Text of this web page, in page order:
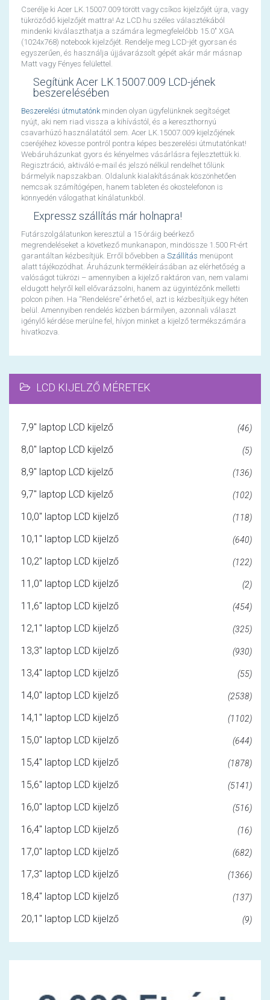
Cserélje ki Acer LK.15007.009 törött vagy csíkos kijelzőjét újra, vagy
tükröződő kijelzőjét mattra! Az LCD.hu széles választékából
mindenki kiválaszthatja a számára legmegfelelőbb 15.0" XGA
(1024x768) notebook kijelzőjét. Rendelje meg LCD-jét gyorsan és
egyszerűen, és használja újjávarázsolt gépét akár már másnap
Matt vagy Fényes felülettel.
Segítünk Acer LK.15007.009 LCD-jének
beszerelésében
Beszerelési útmutatónkminden olyan ügyfelünknek segítséget
nyújt, aki nem riad vissza a kihívástól, és a kereszthornyú
csavarhúzó használatától sem. Acer LK.15007.009 kijelzőjének
cseréjéhez kövesse pontról pontra képes beszerelési útmutatónkat!
Webáruházunkat gyors és kényelmes vásárlásra fejlesztettük ki.
Regisztráció, aktiváló e-mail és jelszó nélkül rendelhet tőlünk
bármelyik napszakban. Oldalunk kialakításának köszönhetően
nemcsak számítógépen, hanem tableten és okostelefonon is
könnyedén válogathat kínálatunkból.
Expressz szállítás már holnapra!
Futárszolgálatunkon keresztül a 15 óráig beérkező
megrendeléseket a következő munkanapon, mindössze 1.500 Ft-ért
garantáltan kézbesítjük. Erről bővebben a Szállítás menüpont
alatt tájékozódhat. Áruházunk termékleírásában az elérhetőség a
valóságot tükrözi – amennyiben a kijelző raktáron van, nem valami
eldugott helyről kell elővarázsolni, hanem az ügyintézőnk melletti
polcon pihen. Ha “Rendelésre” érhető el, azt is kézbesítjük egy héten
belül. Amennyiben rendelés közben bármilyen, azonnali választ
igénylő kérdése merülne fel, hívjon minket a kijelző termékszámára
hivatkozva.
LCD KIJELZŐ MÉRETEK
7,9" laptop LCD kijelző (46)
8,0" laptop LCD kijelző (5)
8,9" laptop LCD kijelző (136)
9,7" laptop LCD kijelző (102)
10,0" laptop LCD kijelző (118)
10,1" laptop LCD kijelző (640)
10,2" laptop LCD kijelző (122)
11,0" laptop LCD kijelző (2)
11,6" laptop LCD kijelző (454)
12,1" laptop LCD kijelző (325)
13,3" laptop LCD kijelző (930)
13,4" laptop LCD kijelző (55)
14,0" laptop LCD kijelző (2538)
14,1" laptop LCD kijelző (1102)
15,0" laptop LCD kijelző (644)
15,4" laptop LCD kijelző (1878)
15,6" laptop LCD kijelző (5141)
16,0" laptop LCD kijelző (516)
16,4" laptop LCD kijelző (16)
17,0" laptop LCD kijelző (682)
17,3" laptop LCD kijelző (1366)
18,4" laptop LCD kijelző (137)
20,1" laptop LCD kijelző (9)